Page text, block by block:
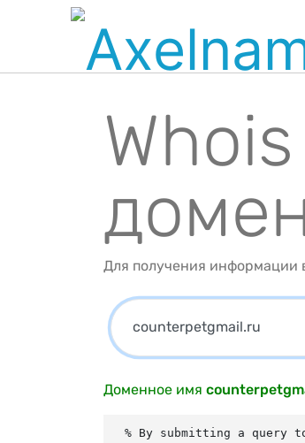
Для получения информации
Доменное имя
% By submitting a query